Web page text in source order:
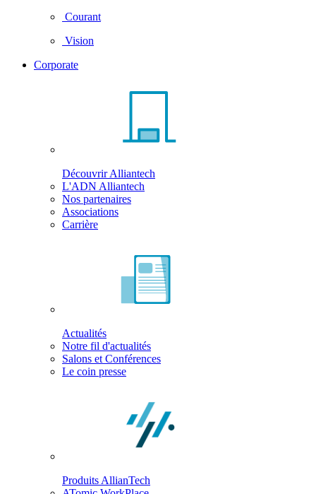
Courant
Vision
Corporate
Découvrir Alliantech
L'ADN Alliantech
Nos partenaires
Associations
Carrière
Actualités
Notre fil d'actualités
Salons et Conférences
Le coin presse
Produits AllianTech